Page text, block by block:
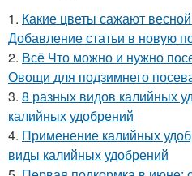
1. Какие цветы сажают
Добавление статьи в новую
2. Всё Что можно и нужно
Овощи для подзимнего
3. 8 разных видов калийных
калийных удобрений
4. Применение калийных
виды калийных удобрений